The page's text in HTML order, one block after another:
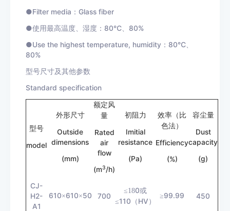
●Filter media：Glass fiber
●使用最高温度、湿度：80℃、80%
●Use the highest temperature, humidity：80℃、
80%
型号尺寸及其他参数
Standard specification
型号
model
外形尺寸
Outside
dimensions
(mm)
额定风
量
Rated
air
flow
(m3/h)
初阻力
Imitial
resistance
(Pa)
效率（比
色法）
Efficiency
(%)
容尘量
Dust
capacity
(g)
CJ-
H2-
A1
610×610×50 700
≤180或
≤110 （ HV ）
≥99.99 450